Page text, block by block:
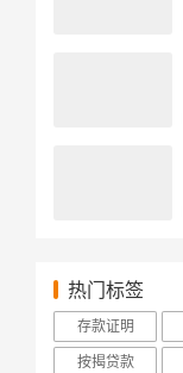
热门标签
存款证明
按揭贷款